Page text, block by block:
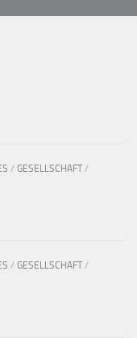
/ GESELLSCHAFT /
/ GESELLSCHAFT /